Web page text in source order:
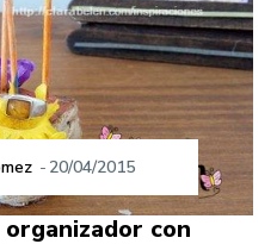
- 20/04/2015
con